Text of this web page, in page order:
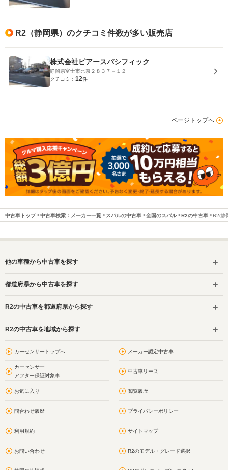
R2（静岡県）のクチコミ件数が多い販売店
株式会社ピアースパシフィック
静岡県富士市比奈２８３７－１２
クチコミ： 12件
ページトップへ
中古車トップ 中古車検索：メーカー一覧 スバルの中古車 全国のスバル R2の中古車 R2(静
他の車種から中古車を探す
都道府県から中古車を探す
R2の中古車を都道府県から探す
R2の中古車を地域から探す
カーセンサートップへ メーカー認定中古車
カーセンサー
アフター保証対象車
中古車リース
お気に入り 閲覧履歴
問合わせ履歴 プライバシーポリシー
利用規約 サイトマップ
お問い合わせ R2のモデル・グレード選択